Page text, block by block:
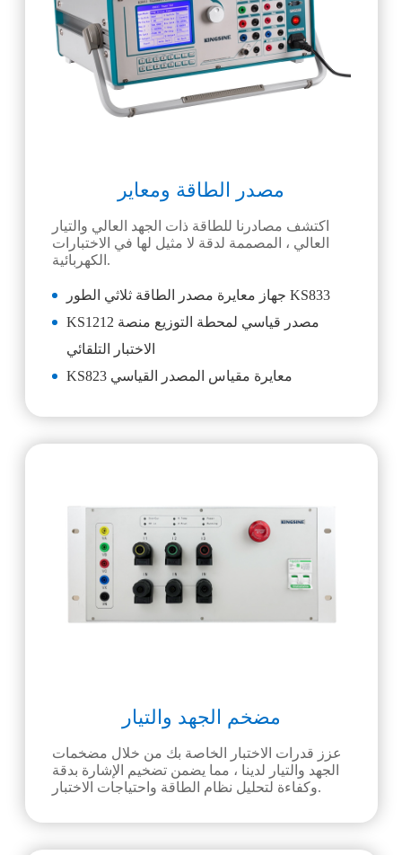
مصدر الطاقة ومعاير
اكتشف مصادرنا للطاقة ذات الجهد العالي والتيار
العالي ، المصممة لدقة لا مثيل لها في الاختبارات
الكهربائية.
جهاز معايرة مصدر الطاقة ثلاثي الطور KS833
KS1212 مصدر قياسي لمحطة التوزيع منصة
الاختبار التلقائي
KS823 معايرة مقياس المصدر القياسي
مضخم الجهد والتيار
عزز قدرات الاختبار الخاصة بك من خلال مضخمات
الجهد والتيار لدينا ، مما يضمن تضخيم الإشارة بدقة
وكفاءة لتحليل نظام الطاقة واحتياجات الاختبار.